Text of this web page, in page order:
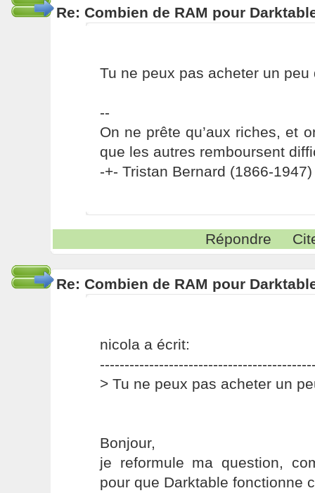
Re: Combien de RAM pour
Tu ne peux pas acheter un peu
--
On ne prête qu’aux riches, et
que les autres remboursent
-+- Tristan Bernard (1866-1947)
Répondre
Re: Combien de RAM pour
nicola a écrit:
> Tu ne peux pas acheter un
Bonjour,
je reformule ma question,
pour que Darktable fonctionne